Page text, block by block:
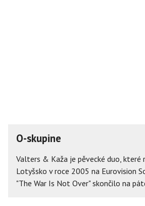
O-skupine
Valters & Kaža je pěvecké duo, které
Lotyšsko v roce 2005 na Eurovision
"The War Is Not Over" skončilo na